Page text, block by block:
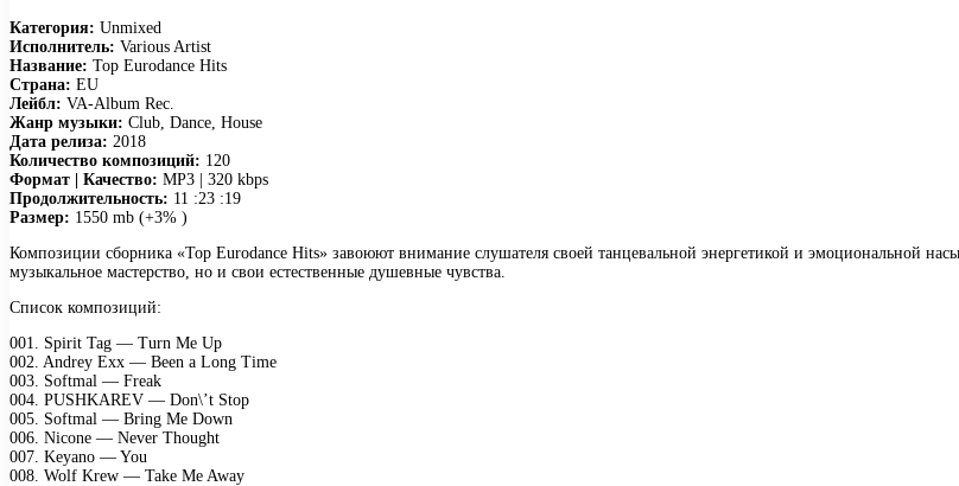
Категория: Unmixed
Исполнитель: Various Artist
Название: Top Eurodance Hits
Страна: EU
Лейбл: VA-Album Rec.
Жанр музыки: Club, Dance, House
Дата релиза: 2018
Количество композиций: 120
Формат | Качество: MP3 | 320 kbps
Продолжительность: 11 :23 :19
Размер: 1550 mb (+3% )
Композиции сборника «Top Eurodance Hits» завоюют внимание слушателя своей танцевальной энергетикой и эмоциональной
музыкальное мастерство, но и свои естественные душевные чувства.
Список композиций:
001. Spirit Tag — Turn Me Up
002. Andrey Exx — Been a Long Time
003. Softmal — Freak
004. PUSHKAREV — Don\’t Stop
005. Softmal — Bring Me Down
006. Nicone — Never Thought
007. Keyano — You
008. Wolf Krew — Take Me Away